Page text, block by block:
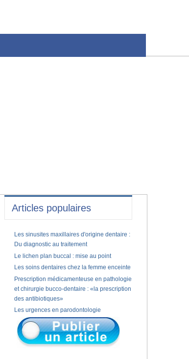
Articles populaires
Les sinusites maxillaires d'origine dentaire :
Du diagnostic au traitement
Le lichen plan buccal : mise au point
Les soins dentaires chez la femme enceinte
Prescription médicamenteuse en pathologie
et chirurgie bucco-dentaire : «la prescription
des antibiotiques»
Les urgences en parodontologie